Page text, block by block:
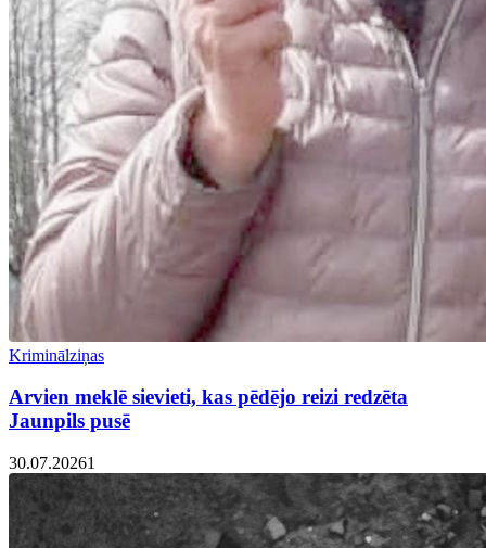
Kriminālziņas
Arvien meklē sievieti, kas pēdējo reizi redzēta
Jaunpils pusē
30.07.20261